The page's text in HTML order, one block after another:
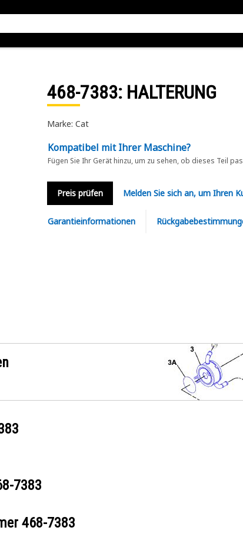
468-7383: HALTERUNG
Marke: Cat
Kompatibel mit Ihrer Maschine?
Fügen Sie Ihr Gerät hinzu, um zu sehen, ob dieses Teil
Preis prüfen Melden Sie sich an, um Ihren
Garantieinformationen
7383
468-7383